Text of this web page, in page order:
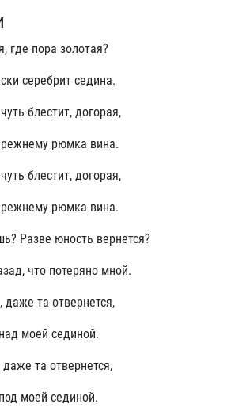
где пора золотая?
серебрит седина.
блестит, догорая,
рюмка вина.
блестит, догорая,
рюмка вина.
Разве юность вернется?
что потеряно мной.
та отвернется,
моей сединой.
та отвернется,
моей сединой.